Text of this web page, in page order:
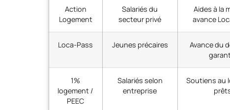
Action
Logement
Salariés du
secteur privé
Aides à la
avance
Loca-Pass Jeunes précaires
Avance du
1%
logement /
PEEC
Salariés selon
entreprise
Soutiens au